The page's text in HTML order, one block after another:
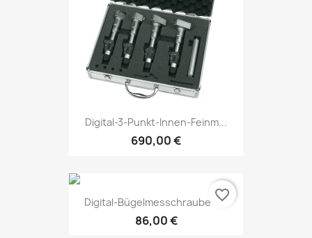
Digital-3-Punkt-Innen-Feinm...
690,00 €
Digital-Bügelmesschraube 0...
86,00 €
favorite_border